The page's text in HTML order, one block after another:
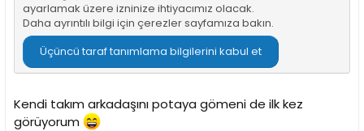
ayarlamak üzere izninize ihtiyacımız olacak.
Daha ayrıntılı bilgi için çerezler sayfamıza bakın.
Üçüncü taraf tanımlama bilgilerini kabul et
Kendi takım arkadaşını potaya gömeni de ilk kez
görüyorum